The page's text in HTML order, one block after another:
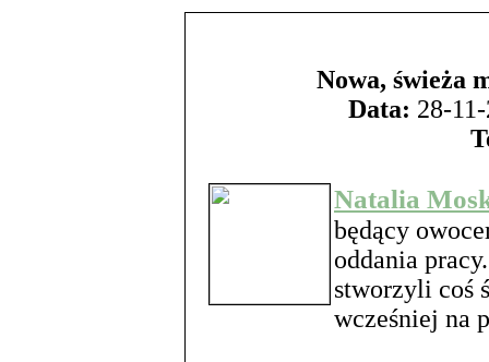
Nowa, świeża
Data: 28-
Natalia
będący
oddania
stworzyli coś
wcześniej na